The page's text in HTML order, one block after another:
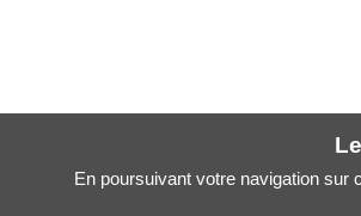
En poursuivant votre navigation